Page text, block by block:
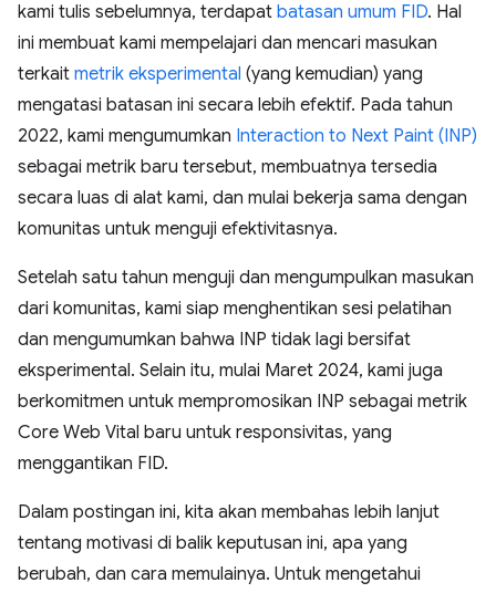
kami tulis sebelumnya, terdapat batasan umum FID. Hal
ini membuat kami mempelajari dan mencari masukan
terkait metrik eksperimental (yang kemudian) yang
mengatasi batasan ini secara lebih efektif. Pada tahun
2022, kami mengumumkan Interaction to Next Paint (INP)
sebagai metrik baru tersebut, membuatnya tersedia
secara luas di alat kami, dan mulai bekerja sama dengan
komunitas untuk menguji efektivitasnya.
Setelah satu tahun menguji dan mengumpulkan masukan
dari komunitas, kami siap menghentikan sesi pelatihan
dan mengumumkan bahwa INP tidak lagi bersifat
eksperimental. Selain itu, mulai Maret 2024, kami juga
berkomitmen untuk mempromosikan INP sebagai metrik
Core Web Vital baru untuk responsivitas, yang
menggantikan FID.
Dalam postingan ini, kita akan membahas lebih lanjut
tentang motivasi di balik keputusan ini, apa yang
berubah, dan cara memulainya. Untuk mengetahui